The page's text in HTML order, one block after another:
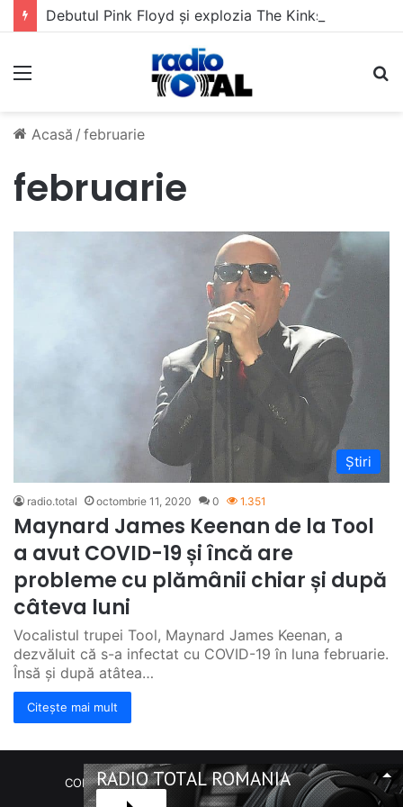
Debutul Pink Floyd și explozia The Kinks
Meniu
Acasă / februarie
februarie
Știri
radio.total octombrie 11, 2020 0 1.351
Maynard James Keenan de la Tool
a avut COVID-19 și încă are
probleme cu plămânii chiar și după
câteva luni
Vocalistul trupei Tool, Maynard James Keenan, a
dezvăluit că s-a infectat cu COVID-19 în luna februarie.
Însă și după atâtea…
Citește mai mult
COPYRIGHT Radio Total România. (C) 2020-2023
RADIO TOTAL ROMANIA